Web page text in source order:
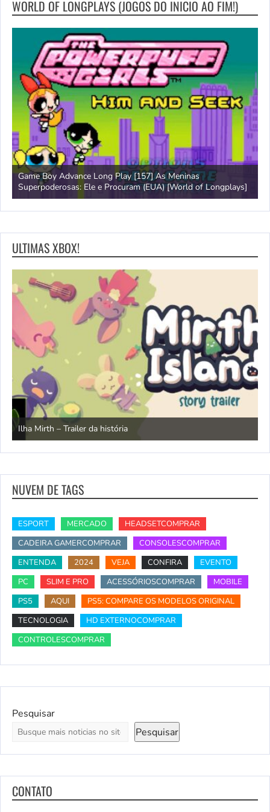
WORLD OF LONGPLAYS (JOGOS DO INICIO AO FIM!)
Game Boy Advance Long Play [157] As Meninas
Superpoderosas: Ele e Procuram (EUA) [World of Longplays]
ULTIMAS XBOX!
Ilha Mirth – Trailer da história
NUVEM DE TAGS
ESPORT MERCADO
HEADSETCOMPRAR
CADEIRA GAMERCOMPRAR
CONSOLESCOMPRAR
ENTENDA
2024 VEJA CONFIRA
EVENTO
PC
SLIM E PRO ACESSÓRIOSCOMPRAR
MOBILE
PS5
AQUI
PS5: COMPARE OS MODELOS ORIGINAL
TECNOLOGIA
HD EXTERNOCOMPRAR
CONTROLESCOMPRAR
Pesquisar
Pesquisar
CONTATO